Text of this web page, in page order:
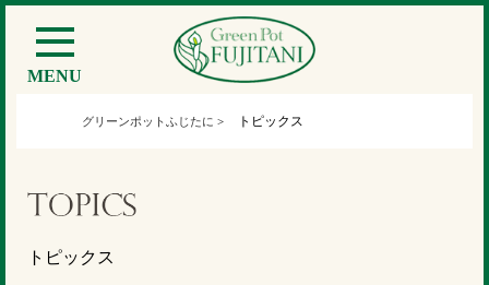
MENU
グリーンポットふじたに > トピックス
トピックス